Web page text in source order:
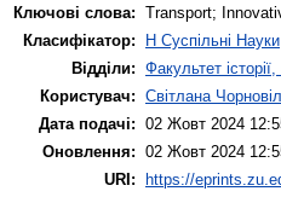
Ключові слова: Transport;
Класифікатор:
H Суспільні Науки
Відділи: Факультет
Користувач: Світлана Чорновіл
Дата подачі: 02 Жовт 2024
Оновлення: 02 Жовт 2024
URI:
https://